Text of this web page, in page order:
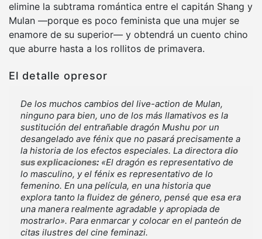
elimine la subtrama romántica entre el capitán Shang y
Mulan —porque es poco feminista que una mujer se
enamore de su superior— y obtendrá un cuento chino
que aburre hasta a los rollitos de primavera.
El detalle opresor
De los muchos cambios del live-action de Mulan,
ninguno para bien, uno de los más llamativos es la
sustitución del entrañable dragón Mushu por un
desangelado ave fénix que no pasará precisamente a
la historia de los efectos especiales. La directora dio
sus explicaciones: «El dragón es representativo de
lo masculino, y el fénix es representativo de lo
femenino. En una película, en una historia que
explora tanto la fluidez de género, pensé que esa era
una manera realmente agradable y apropiada de
mostrarlo». Para enmarcar y colocar en el panteón de
citas ilustres del cine feminazi.